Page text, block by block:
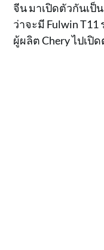
จีน มาเปิดตัวกันเ
ว่าจะมี Fulwin T11
ผู้ผลิต Chery ไปเปิ